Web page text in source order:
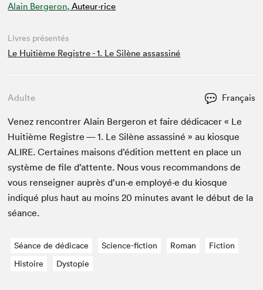
Alain Bergeron, Auteur·rice
Livres présentés
Le Huitième Registre - 1. Le Silène assassiné
Adulte Français
Venez ren­con­tr­er Alain Berg­eron et faire dédi­cac­er « Le
Huitième Reg­istre —1. Le Silène assas­s­iné » au kiosque
ALIRE. Cer­taines maisons d’édi­tion met­tent en place un
sys­tème de file d’at­tente. Nous vous recom­man­dons de
vous ren­seign­er auprès d’un·e employé·e du kiosque
indiqué plus haut au moins20 min­utes avant le début de la
séance.
Séance de dédicace Science-fiction Roman
Fiction
Histoire
Dystopie